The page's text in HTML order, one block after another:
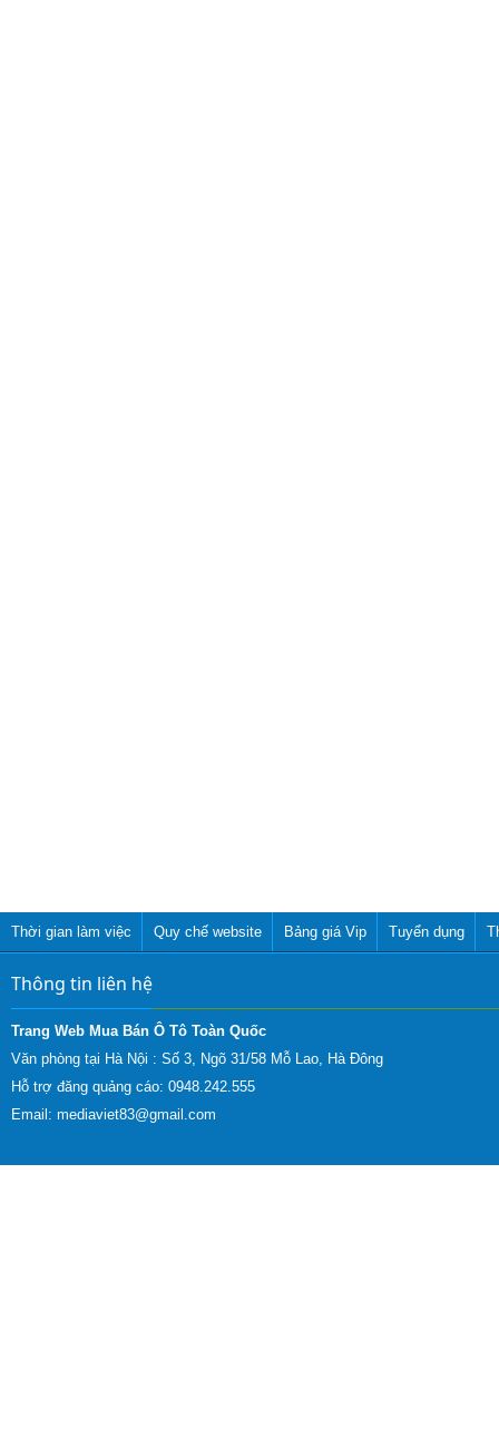
Thời gian làm việc Quy chế website Bảng giá Vip Tuyển dụng
Thông tin liên hệ
Trang Web Mua Bán Ô Tô Toàn Quốc
Văn phòng tại Hà Nội : Số 3, Ngõ 31/58 Mỗ Lao, Hà Đông
Hỗ trợ đăng quảng cáo: 0948.242.555
Email: mediaviet83@gmail.com